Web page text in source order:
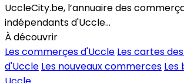
UccleCity.be, l’annuaire des
indépendants d'Uccle...
À découvrir
Les commerçes d'Uccle Les cartes
d'Uccle Les nouveaux commerces Les